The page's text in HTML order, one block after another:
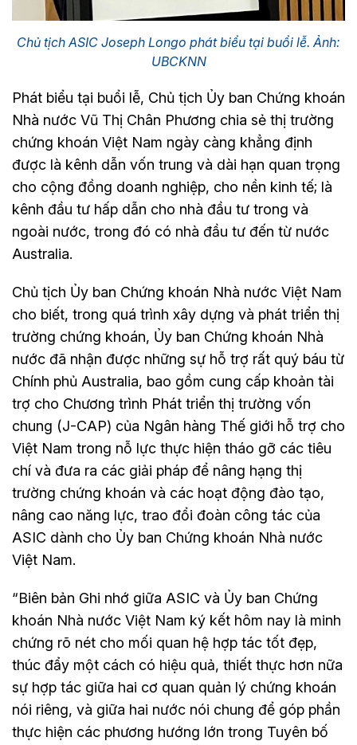
Chủ tịch ASIC Joseph Longo phát biểu tại buổi lễ. Ảnh:
UBCKNN
Phát biểu tại buổi lễ, Chủ tịch Ủy ban Chứng khoán
Nhà nước Vũ Thị Chân Phương chia sẻ thị trường
chứng khoán Việt Nam ngày càng khẳng định
được là kênh dẫn vốn trung và dài hạn quan trọng
cho cộng đồng doanh nghiệp, cho nền kinh tế; là
kênh đầu tư hấp dẫn cho nhà đầu tư trong và
ngoài nước, trong đó có nhà đầu tư đến từ nước
Australia.
Chủ tịch Ủy ban Chứng khoán Nhà nước Việt Nam
cho biết, trong quá trình xây dựng và phát triển thị
trường chứng khoán, Ủy ban Chứng khoán Nhà
nước đã nhận được những sự hỗ trợ rất quý báu từ
Chính phủ Australia, bao gồm cung cấp khoản tài
trợ cho Chương trình Phát triển thị trường vốn
chung (J-CAP) của Ngân hàng Thế giới hỗ trợ cho
Việt Nam trong nỗ lực thực hiện tháo gỡ các tiêu
chí và đưa ra các giải pháp để nâng hạng thị
trường chứng khoán và các hoạt động đào tạo,
nâng cao năng lực, trao đổi đoàn công tác của
ASIC dành cho Ủy ban Chứng khoán Nhà nước
Việt Nam.
“Biên bản Ghi nhớ giữa ASIC và Ủy ban Chứng
khoán Nhà nước Việt Nam ký kết hôm nay là minh
chứng rõ nét cho mối quan hệ hợp tác tốt đẹp,
thúc đẩy một cách có hiệu quả, thiết thực hơn nữa
sự hợp tác giữa hai cơ quan quản lý chứng khoán
nói riêng, và giữa hai nước nói chung để góp phần
thực hiện các phương hướng lớn trong Tuyên bố